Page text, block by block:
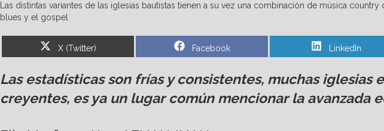
Las distintas variantes de las iglesias bautistas tienen a su vez una combinación de música
blues y el gospel
Share
on
X (Twitter)
Share
on
Facebook
Share
on
LinkedIn
Las estadísticas son frías y consistentes, muchas
creyentes, es ya un lugar común mencionar la avanzada